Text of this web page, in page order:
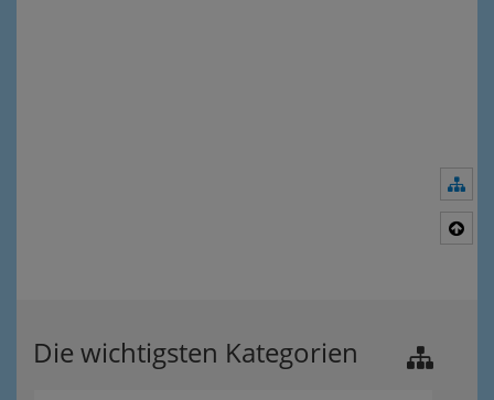
Die wichtigsten Kategorien